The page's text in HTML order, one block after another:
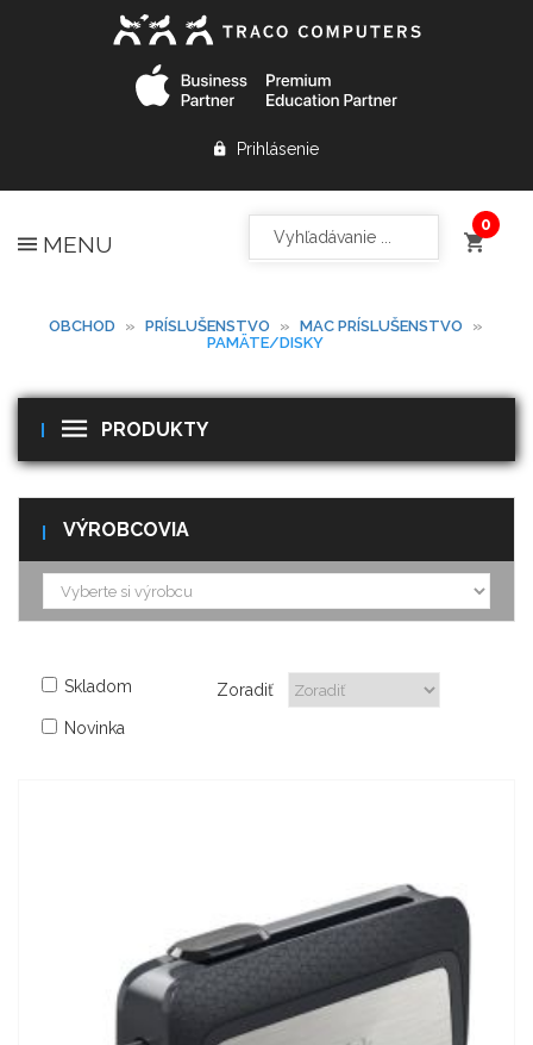
Prihlásenie
MENU
OBCHOD » PRÍSLUŠENSTVO » MAC PRÍSLUŠENSTVO
»
PAMÄTE/DISKY
PRODUKTY
VÝROBCOVIA
Skladom
Novinka
Zoradiť